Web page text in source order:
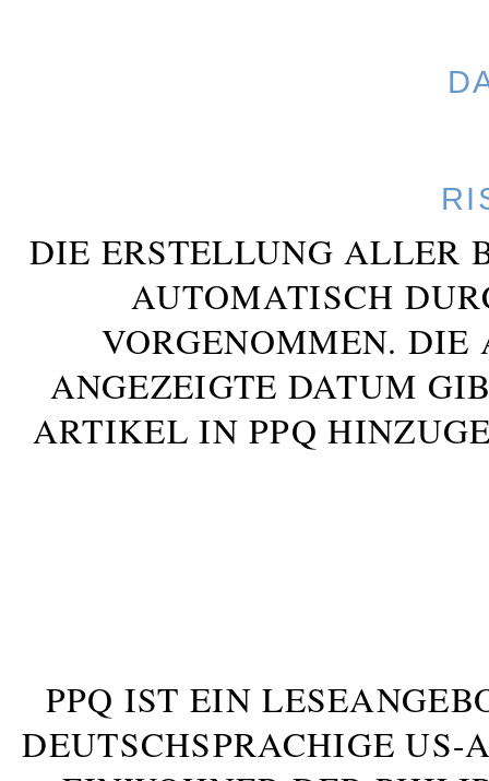
DIE ERSTELLUNG ALLER
AUTOMATISCH
VORGENOMMEN. DIE
ANGEZEIGTE DATUM
ARTIKEL IN PPQ
PPQ IST EIN
DEUTSCHSPRACHIGE US-